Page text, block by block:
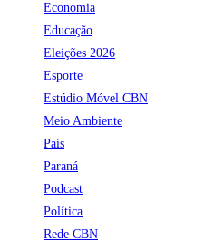
Economia
Educação
Eleições 2026
Esporte
Estúdio Móvel CBN
Meio Ambiente
País
Paraná
Podcast
Política
Rede CBN